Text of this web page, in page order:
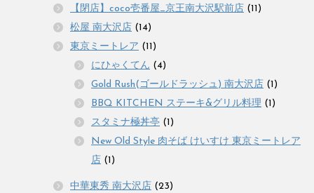
【閉店】coco壱番屋_京王南大沢駅前店 (11)
松屋 南大沢店 (14)
東京ミートレア (11)
にひゃくてん (4)
Gold Rush(ゴールドラッシュ) 南大沢店 (1)
BBQ KITCHEN ステーキ&グリル料理 (1)
スタミナ極丼亭 (1)
New Old Style 肉そば けいすけ 東京ミートレア
店 (1)
中華東秀 南大沢店 (23)